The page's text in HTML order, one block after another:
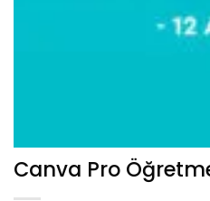
Canva Pro